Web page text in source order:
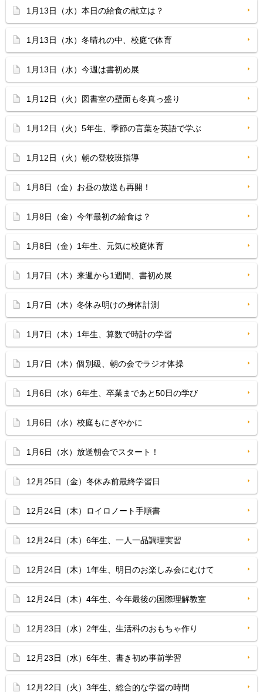
1月13日（水）本日の給食の献立は？
1月13日（水）冬晴れの中、校庭で体育
1月13日（水）今週は書初め展
1月12日（火）図書室の壁面も冬真っ盛り
1月12日（火）5年生、季節の言葉を英語で学ぶ
1月12日（火）朝の登校班指導
1月8日（金）お昼の放送も再開！
1月8日（金）今年最初の給食は？
1月8日（金）1年生、元気に校庭体育
1月7日（木）来週から1週間、書初め展
1月7日（木）冬休み明けの身体計測
1月7日（木）1年生、算数で時計の学習
1月7日（木）個別級、朝の会でラジオ体操
1月6日（水）6年生、卒業まであと50日の学び
1月6日（水）校庭もにぎやかに
1月6日（水）放送朝会でスタート！
12月25日（金）冬休み前最終学習日
12月24日（木）ロイロノート手順書
12月24日（木）6年生、一人一品調理実習
12月24日（木）1年生、明日のお楽しみ会にむけて
12月24日（木）4年生、今年最後の国際理解教室
12月23日（水）2年生、生活科のおもちゃ作り
12月23日（水）6年生、書き初め事前学習
12月22日（火）3年生、総合的な学習の時間